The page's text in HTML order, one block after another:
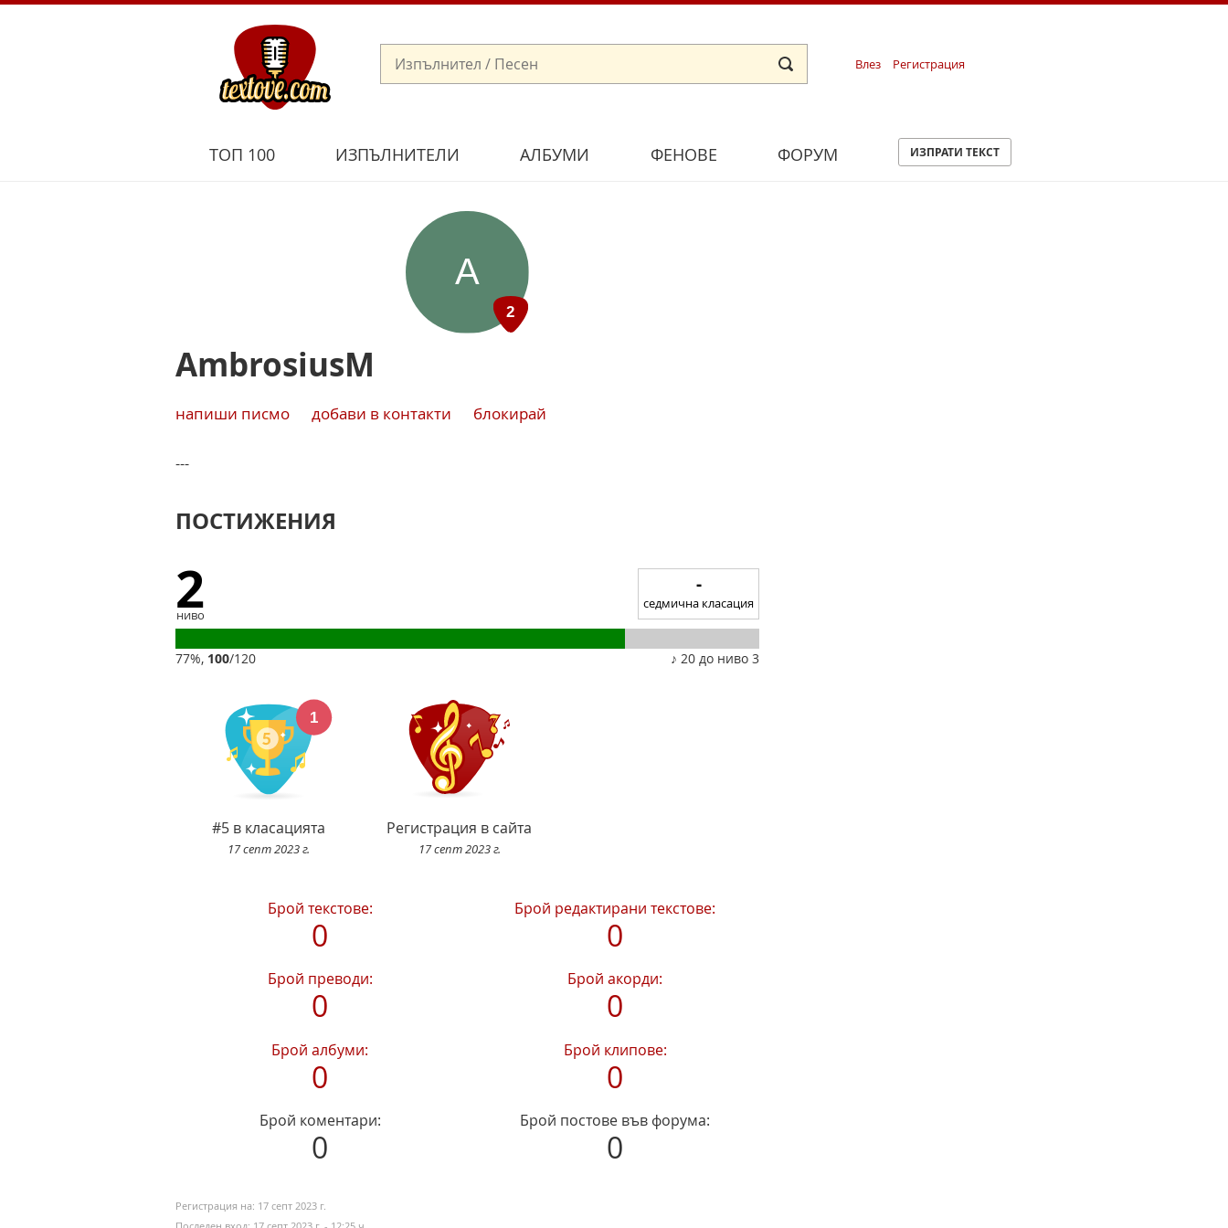
Влез Регистрация
ТОП 100 ИЗПЪЛНИТЕЛИ АЛБУМИ ФЕНОВЕ ФОРУМ ИЗПРАТИ ТЕКСТ
AmbrosiusM
напиши писмо добави в контакти блокирай
---
ПОСТИЖЕНИЯ
2
ниво
-
седмична класация
77%, 100/120 ♪ 20 до ниво 3
#5 в класацията
17 септ 2023 г.
Регистрация в сайта
17 септ 2023 г.
Брой текстове:
0
Брой редактирани текстове:
0
Брой преводи:
0
Брой акорди:
0
Брой албуми:
0
Брой клипове:
0
Брой коментари:
0
Брой постове във форума:
0
Регистрация на: 17 септ 2023 г.